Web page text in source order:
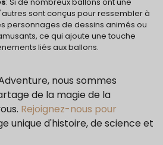
: Si de nombreux ballons ont une
sont conçus pour ressembler à
personnages de dessins animés ou
ce qui ajoute une touche
liés aux ballons.
nous sommes
de la magie de la
Rejoignez-nous pour
unique d'histoire, de science et